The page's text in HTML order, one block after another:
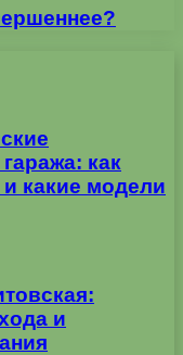
как
какие модели
и